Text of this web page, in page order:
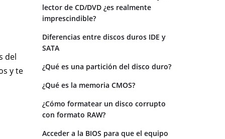
del
y te
lector de CD/DVD ¿es realmente
imprescindible?
Diferencias entre discos duros IDE y
SATA
¿Qué es una partición del disco duro?
¿Qué es la memoria CMOS?
¿Cómo formatear un disco corrupto
con formato RAW?
Acceder a la BIOS para que el equipo